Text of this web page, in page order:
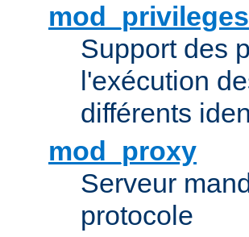
mod_privileges
Support des
l'exécution
différents
mod_proxy
Serveur
protocole